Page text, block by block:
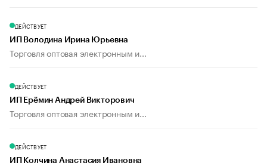
ДЕЙСТВУЕТ
ИП Володина Ирина Юрьевна
Торговля оптовая электронным и...
ДЕЙСТВУЕТ
ИП Ерёмин Андрей Викторович
Торговля оптовая электронным и...
ДЕЙСТВУЕТ
ИП Колчина Анастасия Ивановна